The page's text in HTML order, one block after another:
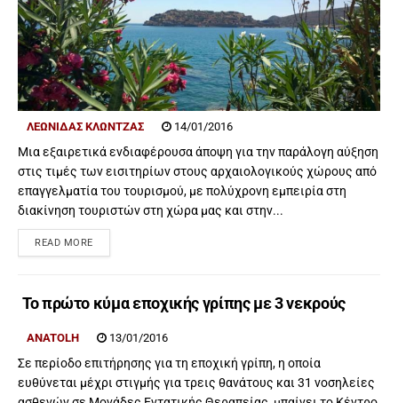
ΛΕΩΝΊΔΑΣ ΚΛΏΝΤΖΑΣ 14/01/2016
Mια εξαιρετικά ενδιαφέρουσα άποψη για την παράλογη αύξηση
στις τιμές των εισιτηρίων στους αρχαιολογικούς χώρους από
επαγγελματία του τουρισμού, με πολύχρονη εμπειρία στη
διακίνηση τουριστών στη χώρα μας και στην...
READ MORE
Το πρώτο κύμα εποχικής γρίπης με 3 νεκρούς
ANATOLH 13/01/2016
Σε περίοδο επιτήρησης για τη εποχική γρίπη, η οποία
ευθύνεται μέχρι στιγμής για τρεις θανάτους και 31 νοσηλείες